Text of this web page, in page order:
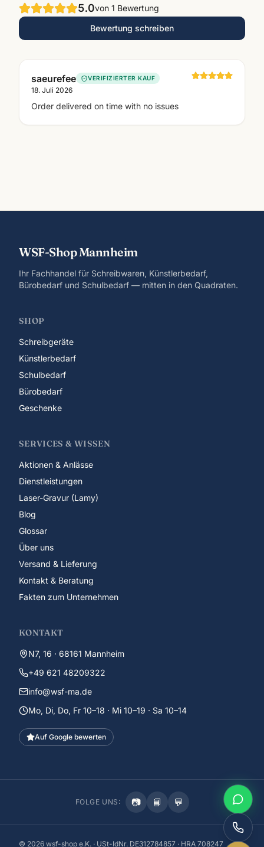
5.0von 1 Bewertung
Bewertung schreiben
saeurefee VERIFIZIERTER KAUF
18. Juli 2026
Order delivered on time with no issues
WSF-Shop Mannheim
Ihr Fachhandel für Schreibwaren, Künstlerbedarf,
Bürobedarf und Schulbedarf — mitten in den Quadraten.
SHOP
Schreibgeräte
Künstlerbedarf
Schulbedarf
Bürobedarf
Geschenke
SERVICES & WISSEN
Aktionen & Anlässe
Dienstleistungen
Laser-Gravur (Lamy)
Blog
Glossar
Über uns
Versand & Lieferung
Kontakt & Beratung
Fakten zum Unternehmen
KONTAKT
N7, 16 · 68161 Mannheim
+49 621 48209322
info@wsf-ma.de
Mo, Di, Do, Fr 10–18 · Mi 10–19 · Sa 10–14
Auf Google bewerten
FOLGE UNS: 📷 📘 💬
© 2026 wsf-shop e.K. · USt-IdNr. DE312784857 · HRA 708247